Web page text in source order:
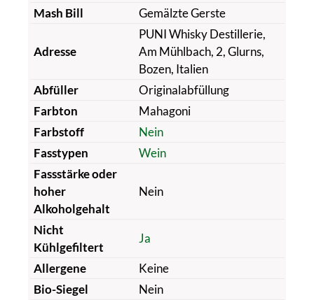
Mash Bill
Gemälzte Gerste
Adresse
PUNI Whisky Destillerie,
Am Mühlbach, 2, Glurns,
Bozen, Italien
Abfüller
Originalabfüllung
Farbton
Mahagoni
Farbstoff
Nein
Fasstypen
Wein
Fassstärke oder
hoher
Alkoholgehalt
Nein
Nicht
Kühlgefiltert
Ja
Allergene
Keine
Bio-Siegel
Nein